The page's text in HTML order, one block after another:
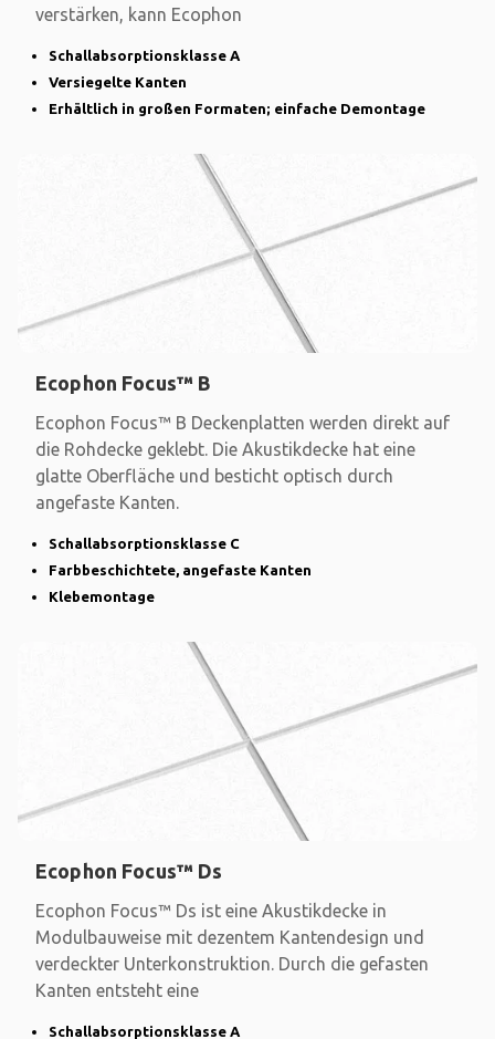
verstärken, kann Ecophon
Schallabsorptionsklasse A
Versiegelte Kanten
Erhältlich in großen Formaten; einfache Demontage
Ecophon Focus™ B
Ecophon Focus™ B Deckenplatten werden direkt auf
die Rohdecke geklebt. Die Akustikdecke hat eine
glatte Oberfläche und besticht optisch durch
angefaste Kanten.
Schallabsorptionsklasse C
Farbbeschichtete, angefaste Kanten
Klebemontage
Ecophon Focus™ Ds
Ecophon Focus™ Ds ist eine Akustikdecke in
Modulbauweise mit dezentem Kantendesign und
verdeckter Unterkonstruktion. Durch die gefasten
Kanten entsteht eine
Schallabsorptionsklasse A